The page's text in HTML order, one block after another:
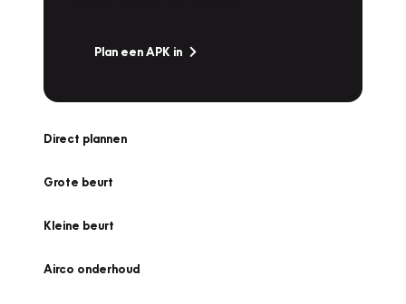
Plan een APK in
Direct plannen
Grote beurt
Kleine beurt
Airco onderhoud